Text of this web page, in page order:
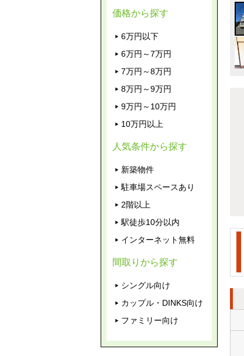
価格から探す
6万円以下
6万円～7万円
7万円～8万円
8万円～9万円
9万円～10万円
10万円以上
人気条件から探す
新築物件
駐車場スペースあり
2階以上
駅徒歩10分以内
インターネット無料
間取りから探す
シングル向け
カップル・DINKS向け
ファミリー向け